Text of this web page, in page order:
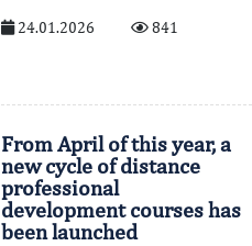
24.01.2026 841
From April of this year, a
new cycle of distance
professional
development courses has
been launched